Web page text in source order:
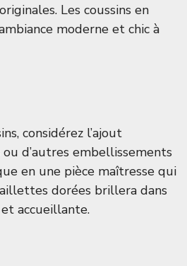
Les coussins en
moderne et chic à
considérez l’ajout
ou d’autres embellissements
en une pièce maîtresse qui
dorées brillera dans
accueillante.